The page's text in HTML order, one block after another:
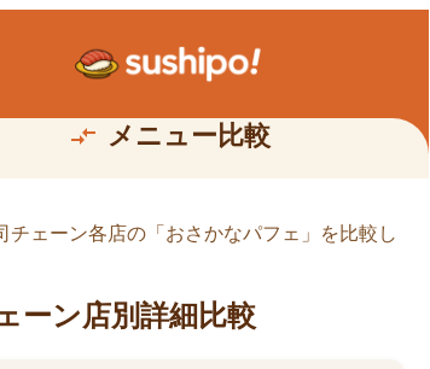
compare_arrows メニュー比較
なパフェ
チェーン各店の「 おさかなパフェ 」を比較し
ーン店別詳細比較
れクック監修おさかなパフェ～ゆず味仕
了